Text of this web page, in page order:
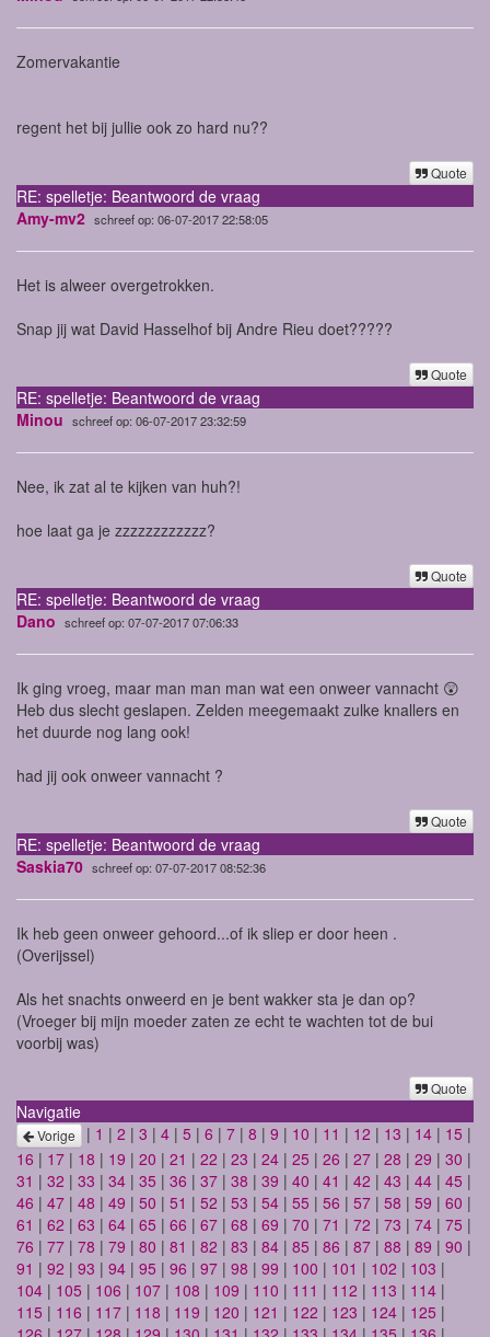
Zomervakantie
regent het bij jullie ook zo hard nu??
Quote
RE: spelletje: Beantwoord de vraag
Amy-mv2 schreef op: 06-07-2017 22:58:05
Het is alweer overgetrokken.
Snap jij wat David Hasselhof bij Andre Rieu doet?????
Quote
RE: spelletje: Beantwoord de vraag
Minou schreef op: 06-07-2017 23:32:59
Nee, ik zat al te kijken van huh?!
hoe laat ga je zzzzzzzzzzzz?
Quote
RE: spelletje: Beantwoord de vraag
Dano schreef op: 07-07-2017 07:06:33
Ik ging vroeg, maar man man man wat een onweer vannacht 😲
Heb dus slecht geslapen. Zelden meegemaakt zulke knallers en
het duurde nog lang ook!
had jij ook onweer vannacht ?
Quote
RE: spelletje: Beantwoord de vraag
Saskia70 schreef op: 07-07-2017 08:52:36
Ik heb geen onweer gehoord...of ik sliep er door heen .
(Overijssel)
Als het snachts onweerd en je bent wakker sta je dan op?
(Vroeger bij mijn moeder zaten ze echt te wachten tot de bui
voorbij was)
Quote
Navigatie
Vorige | 1 | 2 | 3 | 4 | 5 | 6 | 7 | 8 | 9 | 10 | 11 | 12 | 13 | 14 | 15 |
16 | 17 | 18 | 19 | 20 | 21 | 22 | 23 | 24 | 25 | 26 | 27 | 28 | 29 | 30 |
31 | 32 | 33 | 34 | 35 | 36 | 37 | 38 | 39 | 40 | 41 | 42 | 43 | 44 | 45 |
46 | 47 | 48 | 49 | 50 | 51 | 52 | 53 | 54 | 55 | 56 | 57 | 58 | 59 | 60 |
61 | 62 | 63 | 64 | 65 | 66 | 67 | 68 | 69 | 70 | 71 | 72 | 73 | 74 | 75 |
76 | 77 | 78 | 79 | 80 | 81 | 82 | 83 | 84 | 85 | 86 | 87 | 88 | 89 | 90 |
91 | 92 | 93 | 94 | 95 | 96 | 97 | 98 | 99 | 100 | 101 | 102 | 103 |
104 | 105 | 106 | 107 | 108 | 109 | 110 | 111 | 112 | 113 | 114 |
115 | 116 | 117 | 118 | 119 | 120 | 121 | 122 | 123 | 124 | 125 |